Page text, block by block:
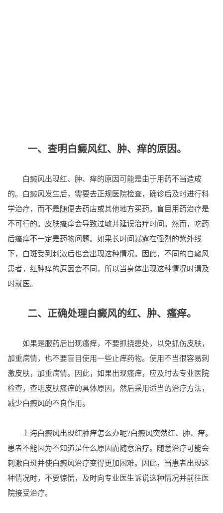
一、查明白癜风红、肿、痒的原因。
白癜风出现红、肿、痒的原因可能是由于用药不当造成
的。白癜风发生后，需要去正规医院检查，确诊后及时进行科
学治疗，而不是随便去药店或其他地方买药。盲目用药治疗是
不可行的。皮肤瘙痒会导致过敏并延误治疗时间。然而，吃药
后瘙痒不一定是药物问题。如果长时间暴露在强烈的紫外线
下，白斑受到刺激后也会出现这种情况。因此，不同的白癜风
患者，红肿痒的原因会不同，所以当身体出现这种情况时请及
时就医。
二、正确处理白癜风的红、肿、瘙痒。
如果是服药后出现瘙痒，不要抓挠患处，以免抓伤皮肤，
加重病情，也不要盲目使用一些止痒药物。使用不当很容易刺
激皮肤，加重病情。因此，如果出现瘙痒，应及时去专业医院
检查，查明皮肤瘙痒的具体原因，然后采用适当的治疗方法，
减少白癜风的不良作用。
上海白癜风出现红肿痒怎么办呢?白癜风突然红、肿、痒。
患者不能因为不知道是什么原因而随意治疗。随意治疗可能会
刺激白斑并使白癜风治疗变得更加困难。因此，当患者出现这
种情况时，不要惊慌，及时向专业医生诉说这种情况并前往医
院接受治疗。